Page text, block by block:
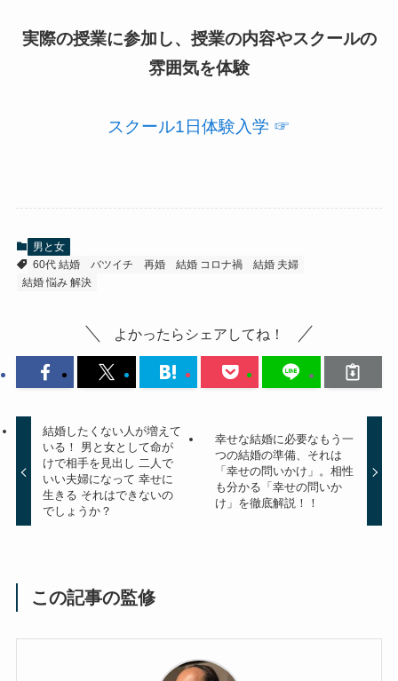
実際の授業に参加し、授業の内容やスクールの
雰囲気を体験
スクール1日体験入学 ☞
男と女
60代 結婚
バツイチ 再婚 結婚 コロナ禍
結婚 夫婦
結婚 悩み 解決
よかったらシェアしてね！
結婚したくない人が増えて
いる！ 男と女として命が
けで相手を見出し 二人で
いい夫婦になって 幸せに
生きる それはできないの
でしょうか？
幸せな結婚に必要なもう一
つの結婚の準備、それは
「幸せの問いかけ」。相性
も分かる「幸せの問いか
け」を徹底解説！！
この記事の監修